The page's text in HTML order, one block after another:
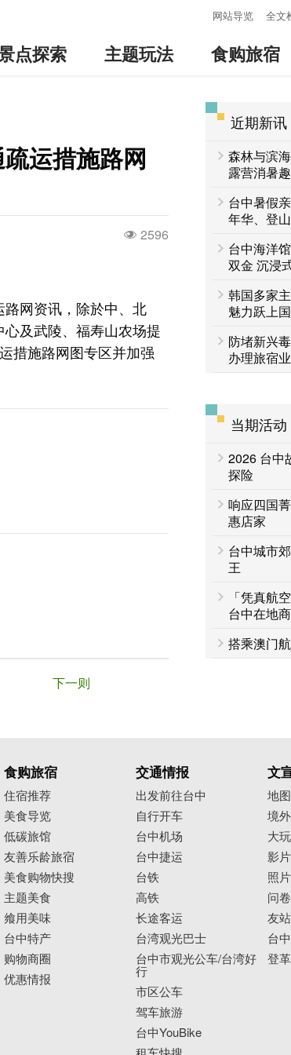
网站导览 全文
点探索 主题玩法 食购旅宿
运措施路网
2596
网资讯，除於中、北
及武陵、福寿山农场提
措施路网图专区并加强
下一则
近期新讯
森林与滨
露营消暑趣
台中暑假
年华、登
台中海洋
双金 沉浸
韩国多家
魅力跃上
防堵新兴
办理旅宿
客安全
当期活动
2026 台中
探险
响应四国
惠店家
台中城市
王
「凭真航
台中在地
搭乘澳门
食购旅宿
住宿推荐
美食导览
低碳旅馆
友善乐龄旅宿
美食购物快搜
主题美食
飨用美味
台中特产
购物商圈
优惠情报
交通情报
出发前往台中
自行开车
台中机场
台中捷运
台铁
高铁
长途客运
台湾观光巴士
台中市观光公车/台湾好
行
市区公车
驾车旅游
台中YouBike
文
地
境
大
影
照
问
友
台
登